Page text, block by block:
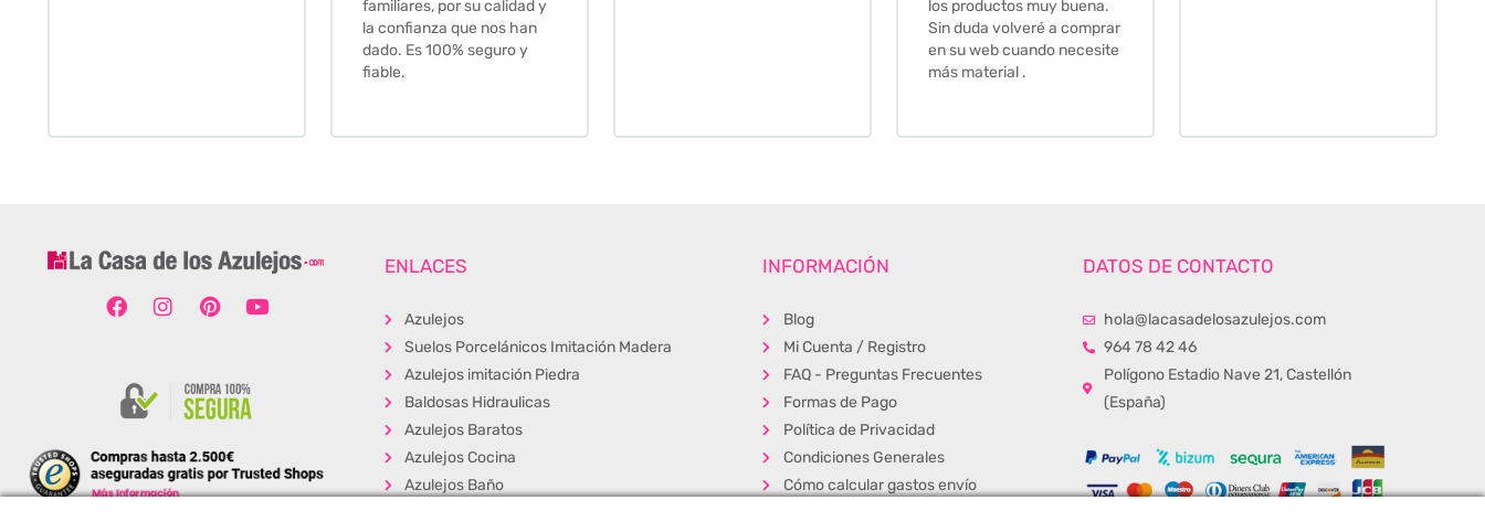
ENLACES
Azulejos
Suelos Porcelánicos Imitación Madera
Azulejos imitación Piedra
Baldosas Hidraulicas
Azulejos Baratos
Azulejos Cocina
Azulejos Baño
INFORMACIÓN
Blog
Mi Cuenta / Registro
FAQ - Preguntas Frecuentes
Formas de Pago
Política de Privacidad
Condiciones Generales
Cómo calcular gastos envío
DATOS DE CONTACTO
hola@lacasadelosazulejos.com
964 78 42 46
Polígono Estadio Nave 21, Castellón
(España)